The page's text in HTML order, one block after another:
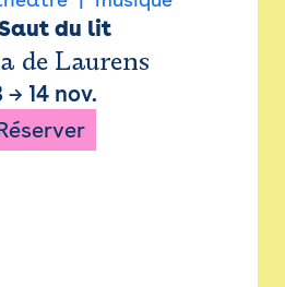
du lit
de Laurens
→ 14 nov.